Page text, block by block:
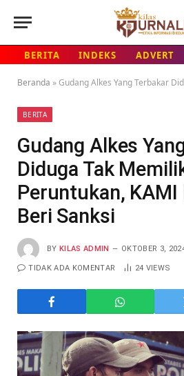
BERITA INDEKS ADVERT
Beranda »Gudang Alkes Yang Terbakar Diduga Tak Memiliki
BERITA
Gudang Alkes
Diduga Tak
Peruntukan,
Beri Sanksi
BY KILAS ADMIN OKTOBER 3,
TIDAK ADA KOMENTAR 24 VIEWS